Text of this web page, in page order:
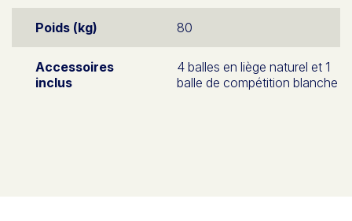
Poids (kg) 80
Accessoires
inclus
4 balles en liège naturel et 1
balle de compétition blanche